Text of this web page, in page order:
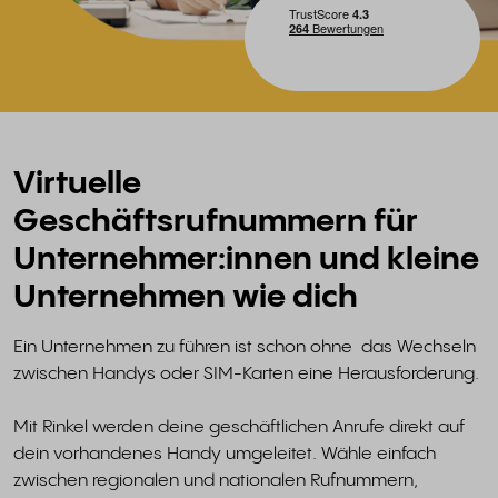
Virtuelle
Geschäftsrufnummern für
Unternehmer:innen und kleine
Unternehmen wie dich
Ein Unternehmen zu führen ist schon ohne das Wechseln
zwischen Handys oder SIM-Karten eine Herausforderung.
Mit Rinkel werden deine geschäftlichen Anrufe direkt auf
dein vorhandenes Handy umgeleitet. Wähle einfach
zwischen regionalen und nationalen Rufnummern,